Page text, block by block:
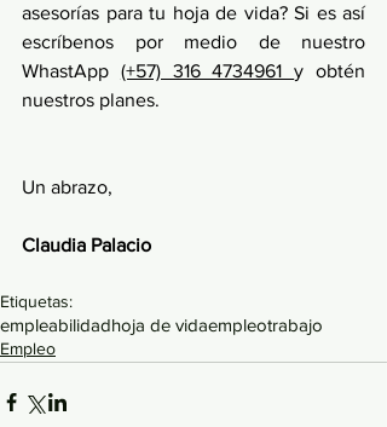
asesorías para tu hoja de vida? Si es así
escríbenos por medio de nuestro
WhastApp (+57) 316 4734961 y obtén
nuestros planes.
Un abrazo,
Claudia Palacio
Etiquetas:
empleabilidadhoja de vidaempleotrabajo
Empleo